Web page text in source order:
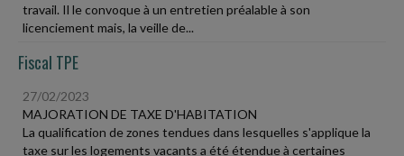
travail. Il le convoque à un entretien préalable à son
licenciement mais, la veille de...
Fiscal TPE
27/02/2023
MAJORATION DE TAXE D'HABITATION
La qualification de zones tendues dans lesquelles s'applique la
taxe sur les logements vacants a été étendue à certaines